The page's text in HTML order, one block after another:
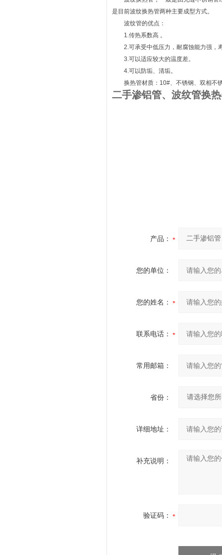
是目前波纹换热管两种主要成型方式。
波纹管的优点：
1.传热系数高 。
2.可承受中低压力，耐腐蚀能力强，
3.可以适应较大的温度差。
4.可以防垢、清垢。
换热管材质：10#、不锈钢、双相不
二手渗铝管、波纹管换
产品：
您的单位：
您的姓名：
联系电话：
常用邮箱：
省份：
详细地址：
补充说明：
验证码：